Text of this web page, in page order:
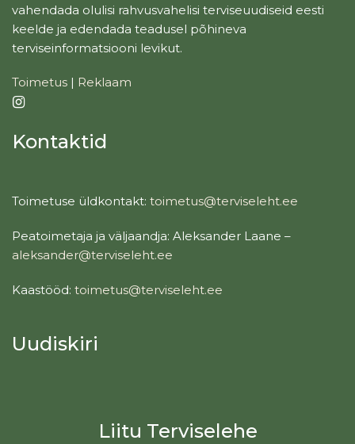
vahendada olulisi rahvusvahelisi terviseuudiseid eesti
keelde ja edendada teadusel põhineva
terviseinformatsiooni levikut.
Toimetus | Reklaam
Kontaktid
Toimetuse üldkontakt: toimetus@terviseleht.ee
Peatoimetaja ja väljaandja: Aleksander Laane –
aleksander@terviseleht.ee
Kaastööd: toimetus@terviseleht.ee
Uudiskiri
Liitu Terviselehe